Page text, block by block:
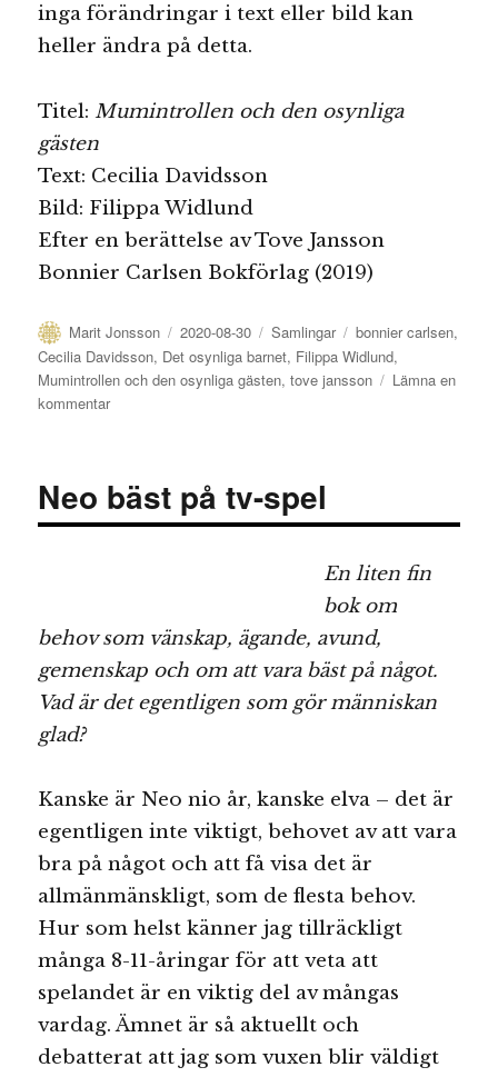
inga förändringar i text eller bild kan
heller ändra på detta.
Titel: Mumintrollen och den osynliga
gästen
Text: Cecilia Davidsson
Bild: Filippa Widlund
Efter en berättelse av Tove Jansson
Bonnier Carlsen Bokförlag (2019)
Författare
Marit Jonsson
Publicerat
den
2020-08-30 Kategorier
Samlingar Etiketter
bonnier carlsen,
Cecilia Davidsson, Det osynliga barnet, Filippa Widlund,
Mumintrollen och den osynliga gästen,tove jansson
Lämna en
kommentartill
tidlösa
men
tider
Neo bäst på tv-spel
En liten fin
bok om
behov som vänskap, ägande, avund,
gemenskap och om att vara bäst på något.
Vad är det egentligen som gör människan
glad?
Kanske är Neo nio år, kanske elva – det är
egentligen inte viktigt, behovet av att vara
bra på något och att få visa det är
allmänmänskligt, som de flesta behov.
Hur som helst känner jag tillräckligt
många 8-11-åringar för att veta att
spelandet är en viktig del av mångas
vardag. Ämnet är så aktuellt och
debatterat att jag som vuxen blir väldigt